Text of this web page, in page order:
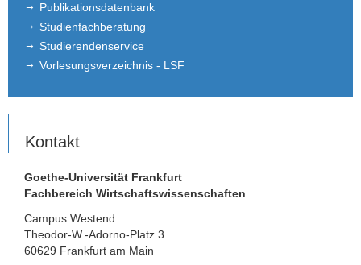
Publikationsdatenbank
Studienfachberatung
Studierendenservice
Vorlesungsverzeichnis - LSF
Kontakt
Goethe-Universität Frankfurt
Fachbereich Wirtschaftswissenschaften
Campus Westend
Theodor-W.-Adorno-Platz 3
60629 Frankfurt am Main